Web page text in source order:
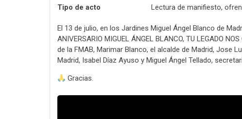
Tipo de acto
Lectura de manifiesto,
El 13 de julio, en los Jardines Miguel Ángel Blanco de
ANIVERSARIO MIGUEL ÁNGEL BLANCO, TU LEGADO
de la FMAB, Marimar Blanco, el alcalde de Madrid, Jose
Madrid, Isabel Díaz Ayuso y Miguel Ángel Tellado,
Gracias.